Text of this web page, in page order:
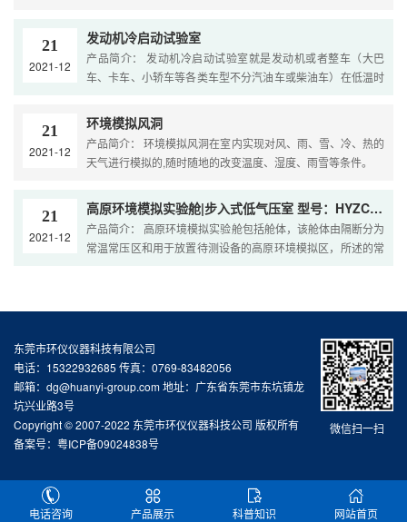
用。
21
2021-12
发动机冷启动试验室
产品简介： 发动机冷启动试验室就是发动机或者整车（大巴
车、卡车、小轿车等各类车型不分汽油车或柴油车）在低温时
温性能和排放试验。
21
2021-12
环境模拟风洞
产品简介： 环境模拟风洞在室内实现对风、雨、雪、冷、热的
天气进行模拟的,随时随地的改变温度、湿度、雨雪等条件。
21
2021-12
高原环境模拟实验舱|步入式低气压室 型号：HYZC-LA-5
产品简介： 高原环境模拟实验舱包括舱体，该舱体由隔断分为
常温常压区和用于放置待测设备的高原环境模拟区，所述的常
微信扫一扫
东莞市环仪仪器科技有限公司
电话：15322932685 传真：0769-83482056
邮箱：dg@huanyi-group.com 地址：广东省东莞市东坑镇龙
坑兴业路3号
Copyright © 2007-2022 东莞市环仪仪器科技公司 版权所有
备案号： 粤ICP备09024838号
电话咨询 产品展示 科普知识 网站首页